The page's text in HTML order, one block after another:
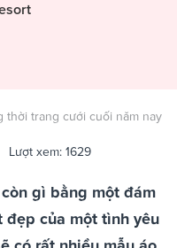
thời trang cưới cuối năm nay
xem: 1629
gì bằng một đám
của một tình yêu